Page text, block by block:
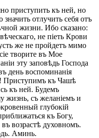
приступить къ ней, но
отлучить себя отъ
жизни. Ибо сказано:
не піеть Крови
же не пройдетъ мимо
творите въ Мое
эту заповѣдь Господа
день воспоминанія
Приступимъ къ Чашѣ
къ ней. Будемъ
жизнь, съ желаніемъ и
глубокій
къ Богу,
возрастѣ духовномъ.
Аминь.